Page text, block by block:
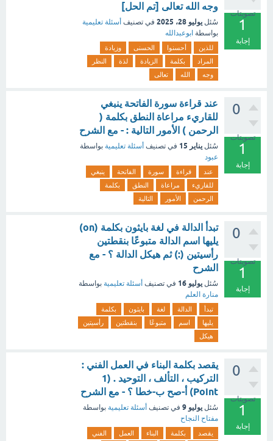
تصويتات
1
إجابة
وجه الله تعالى [تم الحل]
سُئل يوليو 28، 2025 في تصنيف أسئلة تعليمية
بواسطة ابوعبدالله
للذين أحسنوا الحسنى
وزيادة
المراد
بكلمة الزيادة لذة
النظر
وجه
الله تعالى
0
تصويتات
1
إجابة
عند قراءة سورة الفاتحة ينبغي
للقاريء مراعاة النطق بكلمة (
الرحمن ) الأمور التالية : - مع الشرح
سُئل يناير 15 في تصنيف أسئلة تعليمية بواسطة
عبود
عند قراءة سورة الفاتحة
ينبغي
للقاريء
مراعاة النطق
بكلمة
الرحمن
الأمور التالية
0
تصويتات
1
إجابة
تبدأ الدالة في لغة بايثون بكلمة (on)
يليها اسم الدالة متبوعًا بنقطتين
رأسيتين (:) ثم هيكل الدالة ؟ - مع
الشرح
سُئل يوليو 16 في تصنيف أسئلة تعليمية بواسطة
منارة العلم
تبدأ الدالة لغة بايثون
بكلمة
يليها
اسم متبوعًا بنقطتين
رأسيتين
هيكل
0
تصويتات
1
إجابة
يقصد بكلمة البناء في العمل الفني :
التركيب ، التألف ، التوحيد . (1
Point) أ‌-صح ب-خطا ؟ - مع الشرح
سُئل يوليو 9 في تصنيف أسئلة تعليمية بواسطة
مفتاح النجاح
يقصد بكلمة البناء العمل
الفني